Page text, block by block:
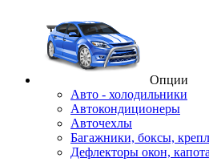
Опции
Авто - холодильники
Автокондиционеры
Авточехлы
Багажники, боксы,
Дефлекторы окон, капота